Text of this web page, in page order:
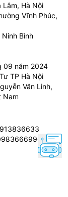
Lâm, Hà Nội
Vĩnh Phúc,
Bình
09 năm 2024
TP Hà Nội
Văn Linh,
Nam